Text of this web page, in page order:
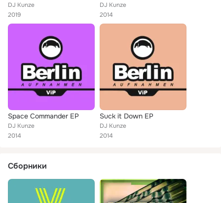
DJ Kunze
2019
DJ Kunze
2014
Space Commander EP
DJ Kunze
2014
Suck it Down EP
DJ Kunze
2014
Сборники